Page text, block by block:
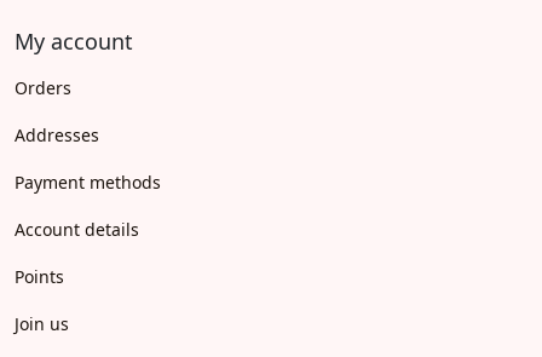
My account
Orders
Addresses
Payment methods
Account details
Points
Join us